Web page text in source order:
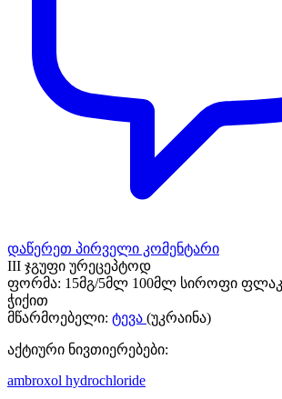
დაწერეთ პირველი კომენტარი
III ჯგუფი ურეცეპტოდ
ფორმა: 15მგ/5მლ 100მლ სიროფი
ჭიქით
მწარმოებელი: ტევა (უკრაინა)
აქტიური ნივთიერებები:
ambroxol hydrochloride